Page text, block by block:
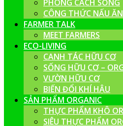
PHONG CÁCH SỐNG
CÔNG THỨC NẤU ĂN
FARMER TALK
MEET FARMERS
ECO-LIVING
CANH TÁC HỮU CƠ
SỐNG HỮU CƠ –
VƯỜN HỮU CƠ
BIẾN ĐỔI KHÍ HẬU
SẢN PHẨM ORGANIC
THỰC PHẨM KHÔ
SIÊU THỰC PHẨM